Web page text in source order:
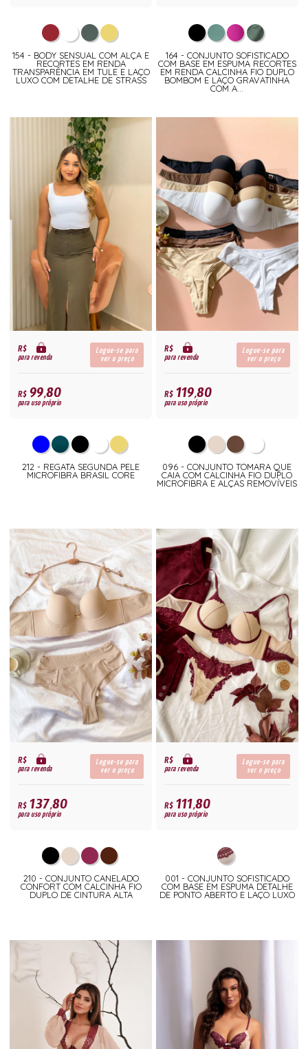
154 - BODY SENSUAL COM ALÇA E
RECORTES EM RENDA
TRANSPARÊNCIA EM TULE E LAÇO
LUXO COM DETALHE DE STRASS
164 - CONJUNTO SOFISTICADO
COM BASE EM ESPUMA RECORTES
EM RENDA CALCINHA FIO DUPLO
BOMBOM E LAÇO GRAVATINHA
COM A...
R$
para revenda
Logue-se para
ver o preço
R$99,80
para uso próprio
212 - REGATA SEGUNDA PELE
MICROFIBRA BRASIL CORE
R$
para revenda
Logue-se para
ver o preço
R$119,80
para uso próprio
096 - CONJUNTO TOMARA QUE
CAIA COM CALCINHA FIO DUPLO
MICROFIBRA E ALÇAS REMOVÍVEIS
R$
para revenda
Logue-se para
ver o preço
R$137,80
para uso próprio
210 - CONJUNTO CANELADO
CONFORT COM CALCINHA FIO
DUPLO DE CINTURA ALTA
R$
para revenda
Logue-se para
ver o preço
R$111,80
para uso próprio
001 - CONJUNTO SOFISTICADO
COM BASE EM ESPUMA DETALHE
DE PONTO ABERTO E LAÇO LUXO